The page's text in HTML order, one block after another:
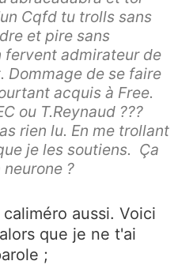
Cqfd tu trolls sans
et pire sans
fervent admirateur de
Dommage de se faire
acquis à Free.
ou T.Reynaud ???
rien lu. En me trollant
je les soutiens. Ça
?
aussi. Voici
que je ne t'ai
;